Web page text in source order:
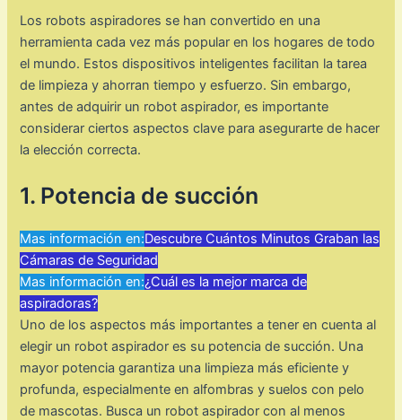
Los robots aspiradores se han convertido en una
herramienta cada vez más popular en los hogares de todo
el mundo. Estos dispositivos inteligentes facilitan la tarea
de limpieza y ahorran tiempo y esfuerzo. Sin embargo,
antes de adquirir un robot aspirador, es importante
considerar ciertos aspectos clave para asegurarte de hacer
la elección correcta.
1. Potencia de succión
Mas información en:Descubre Cuántos Minutos Graban las
Cámaras de Seguridad
Mas información en:¿Cuál es la mejor marca de
aspiradoras?
Uno de los aspectos más importantes a tener en cuenta al
elegir un robot aspirador es su potencia de succión. Una
mayor potencia garantiza una limpieza más eficiente y
profunda, especialmente en alfombras y suelos con pelo
de mascotas. Busca un robot aspirador con al menos